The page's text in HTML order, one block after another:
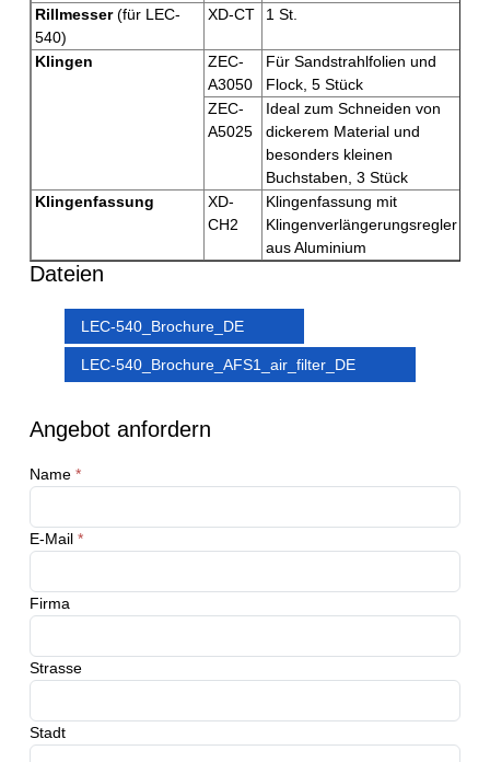
Rillmesser(für LEC-
540)
XD-CT 1 St.
Klingen
ZEC-
A3050
Für Sandstrahlfolien und
Flock, 5 Stück
ZEC-
A5025
Ideal zum Schneiden von
dickerem Material und
besonders kleinen
Buchstaben, 3 Stück
Klingenfassung
XD-
CH2
Klingenfassung mit
Klingenverlängerungsregler
aus Aluminium
Dateien
LEC-540_Brochure_DE
LEC-540_Brochure_AFS1_air_filter_DE
Angebot anfordern
Name *
E-Mail *
Firma
Strasse
Stadt